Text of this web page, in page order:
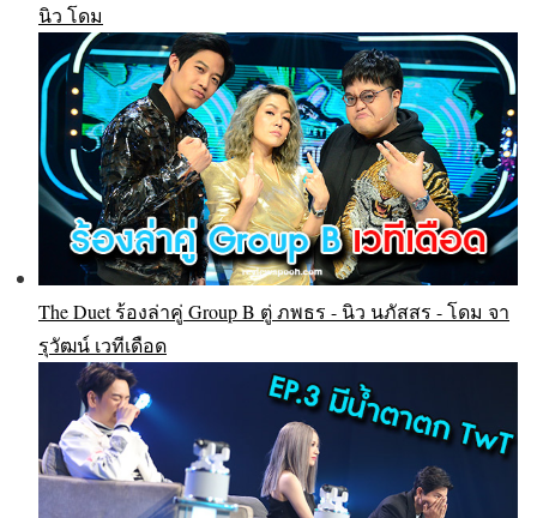
นิว โดม
The Duet ร้องล่าคู่ Group B ตู่ ภพธร - นิว นภัสสร - โดม จา
รุวัฒน์ เวทีเดือด